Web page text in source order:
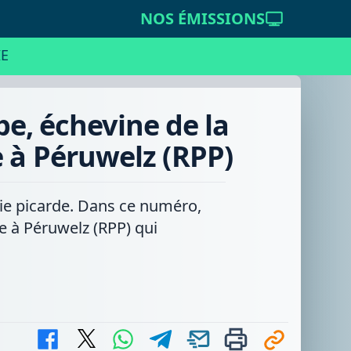
NOS ÉMISSIONS
échevine de la
Péruwelz (RPP)
picarde. Dans ce numéro,
Péruwelz (RPP) qui